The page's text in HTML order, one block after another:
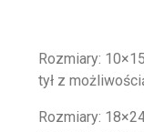
Rozmiary:
tył z
Rozmiary: